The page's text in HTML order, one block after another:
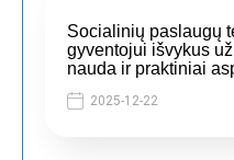
Socialinių paslaugų
gyventojui išvykus
nauda ir praktiniai
2025-12-22